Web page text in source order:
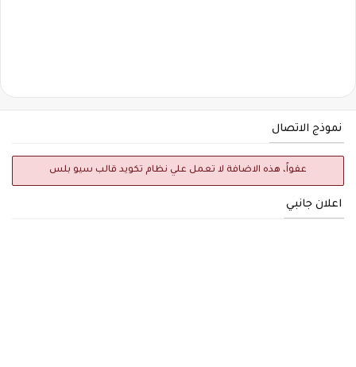
نموذج الاتصال
عفواً، هذه الاضافة لا تعمل علي نظام تكويد قالب سيو بلس
اعلان جانبي